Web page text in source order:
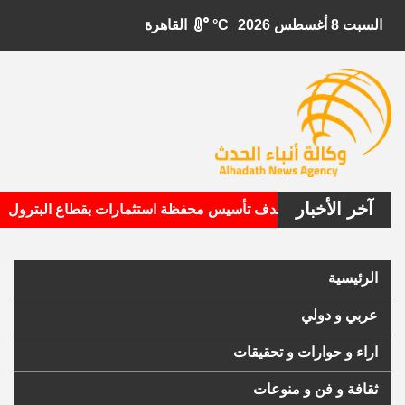
السبت 8 أغسطس 2026 °C
آخر الأخبار
الأمريكية تستهدف تأسيس محفظة استثمارات بقطاع البترول
الرئيسية
عربي و دولي
اراء و حوارات و تحقيقات
ثقافة و فن و منوعات